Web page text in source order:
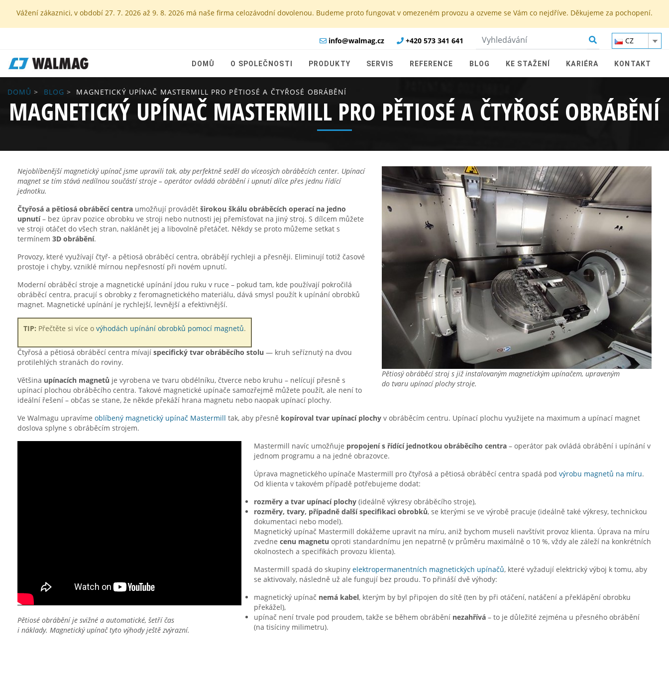
Vážení zákaznici, v období 27. 7. 2026 až 9. 8. 2026 má naše firma celozávodní dovolenou. Budeme proto fungovat v omezeném provozu a ozveme se Vám co nejdříve. Děkujeme za pochopení.
CZ
+420 573 341 641
info@walmag.cz
KONTAKT
KARIÉRA
KE STAŽENÍ
BLOG
REFERENCE
SERVIS
PRODUKTY
O SPOLEČNOSTI
DOMŮ
DOMŮ BLOG MAGNETICKÝ UPÍNAČ MASTERMILL PRO PĚTIOSÉ A ČTYŘOSÉ OBRÁBĚNÍ
MAGNETICKÝ UPÍNAČ MASTERMILL PRO PĚTIOSÉ A ČTYŘOSÉ OBRÁBĚNÍ
Pětiosý obráběcí stroj s již instalovaným magnetickým upínačem, upraveným
do tvaru upínací plochy stroje.
Nejoblíbenější magnetický upínač jsme upravili tak, aby perfektně seděl do víceosých obráběcích center. Upínací
magnet se tím stává nedílnou součástí stroje – operátor ovládá obrábění i upnutí dílce přes jednu řídící
jednotku.
Čtyřosá a pětiosá obráběcí centra umožňují provádět širokou škálu obráběcích operací na jedno
upnutí– bez úprav pozice obrobku ve stroji nebo nutnosti jej přemísťovat na jiný stroj. S dílcem můžete
ve stroji otáčet do všech stran, naklánět jej a libovolně přetáčet. Někdy se proto můžeme setkat s
termínem 3D obrábění.
Provozy, které využívají čtyř- a pětiosá obráběcí centra, obrábějí rychleji a přesněji. Eliminují totiž časové
prostoje i chyby, vzniklé mírnou nepřesností při novém upnutí.
Moderní obráběcí stroje a magnetické upínání jdou ruku v ruce – pokud tam, kde používají pokročilá
obráběcí centra, pracují s obrobky z feromagnetického materiálu, dává smysl použít k upínání obrobků
magnet. Magnetické upínání je rychlejší, levnější a efektivnější.
TIP: Přečtěte si více o výhodách upínání obrobků pomocí magnetů.
Čtyřosá a pětiosá obráběcí centra mívají specifický tvar obráběcího stolu — kruh seříznutý na dvou
protilehlých stranách do roviny.
Většina upínacích magnetů je vyrobena ve tvaru obdélníku, čtverce nebo kruhu – nelícují přesně s
upínací plochou obráběcího centra. Takové magnetické upínače samozřejmě můžete použít, ale není to
ideální řešení – občas se stane, že někde překáží hrana magnetu nebo naopak upínací plochy.
Ve Walmagu upravíme oblíbený magnetický upínač Mastermill tak, aby přesně kopíroval tvar upínací plochy v obráběcím centru. Upínací plochu využijete na maximum a upínací magnet
doslova splyne s obráběcím strojem.
Pětiosé obrábění je svižné a automatické, šetří čas
i náklady. Magnetický upínač tyto výhody ještě zvýrazní.
Mastermill navíc umožňuje propojení s řídící jednotkou obráběcího centra – operátor pak ovládá obrábění i upínání v
jednom programu a na jedné obrazovce.
Úprava magnetického upínače Mastermill pro čtyřosá a pětiosá obráběcí centra spadá pod výrobu magnetů na míru.
Od klienta v takovém případě potřebujeme dodat:
rozměry a tvar upínací plochy (ideálně výkresy obráběcího stroje),
rozměry, tvary, případně další specifikaci obrobků, se kterými se ve výrobě pracuje (ideálně také výkresy, technickou
dokumentaci nebo model).
Magnetický upínač Mastermill dokážeme upravit na míru, aniž bychom museli navštívit provoz klienta. Úprava na míru
zvedne cenu magnetu oproti standardnímu jen nepatrně (v průměru maximálně o 10 %, vždy ale záleží na konkrétních
okolnostech a specifikách provozu klienta).
Mastermill spadá do skupiny elektropermanentních magnetických upínačů, které vyžadují elektrický výboj k tomu, aby
se aktivovaly, následně už ale fungují bez proudu. To přináší dvě výhody:
magnetický upínač nemá kabel, kterým by byl připojen do sítě (ten by při otáčení, natáčení a překlápění obrobku
překážel),
upínač není trvale pod proudem, takže se během obrábění nezahřívá – to je důležité zejména u přesného obrábění
(na tisíciny milimetru).